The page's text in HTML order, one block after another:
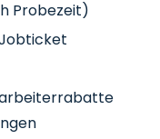
Probezeit)